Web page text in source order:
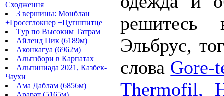
Сходження
3 вершины: Монблан
+Гроссглокнер +Цугшпитце
Tур по Высоким Татрам
Айленд Пик (6189м)
Аконкагуа (6962м)
Альпзбори в Карпатах
Альпиниада 2021, Казбек-
Чаухи
Ама Даблам (6856м)
Арарат (5165м)
решитесь
Эльбрус,
слова Gore-
Thermofil,